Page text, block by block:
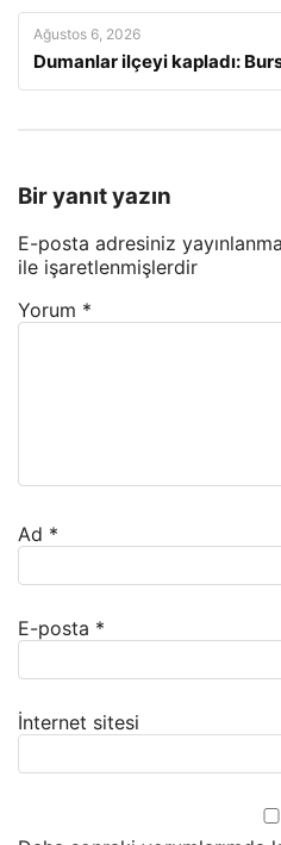
Ağustos 6, 2026
Dumanlar ilçeyi kapladı:
Bir yanıt yazın
E-posta adresiniz
ile işaretlenmişlerdir
Yorum *
Ad *
E-posta *
İnternet sitesi